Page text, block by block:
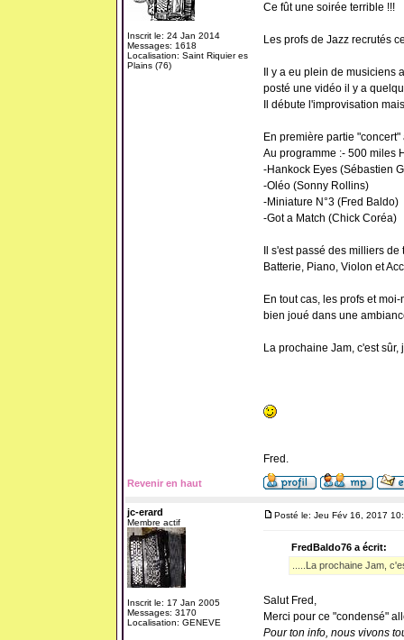
Inscrit le: 24 Jan 2014
Messages: 1618
Localisation: Saint Riquier es
Plains (76)
Ce fût une soirée terrible !!!
Les profs de Jazz recrutés
Il y a eu plein de
posté une vidéo il y a
Il débute l'improvisation
En première partie
Au programme :- 500 miles
-Hankock Eyes (Sébastien
-Oléo (Sonny Rollins)
-Miniature N°3 (Fred Baldo)
-Got a Match (Chick Coréa)
Il s'est passé des milliers
Batterie, Piano, Violon et
En tout cas, les profs et
bien joué dans une
La prochaine Jam, c'est
Fred.
Revenir en haut
jc-erard
Membre actif
Inscrit le: 17 Jan 2005
Messages: 3170
Localisation: GENEVE
Posté le: Jeu Fév 16, 2017
FredBaldo76 a écrit:
.....La prochaine Jam,
Salut Fred,
Merci pour ce "condensé"
Pour ton info, nous vivons